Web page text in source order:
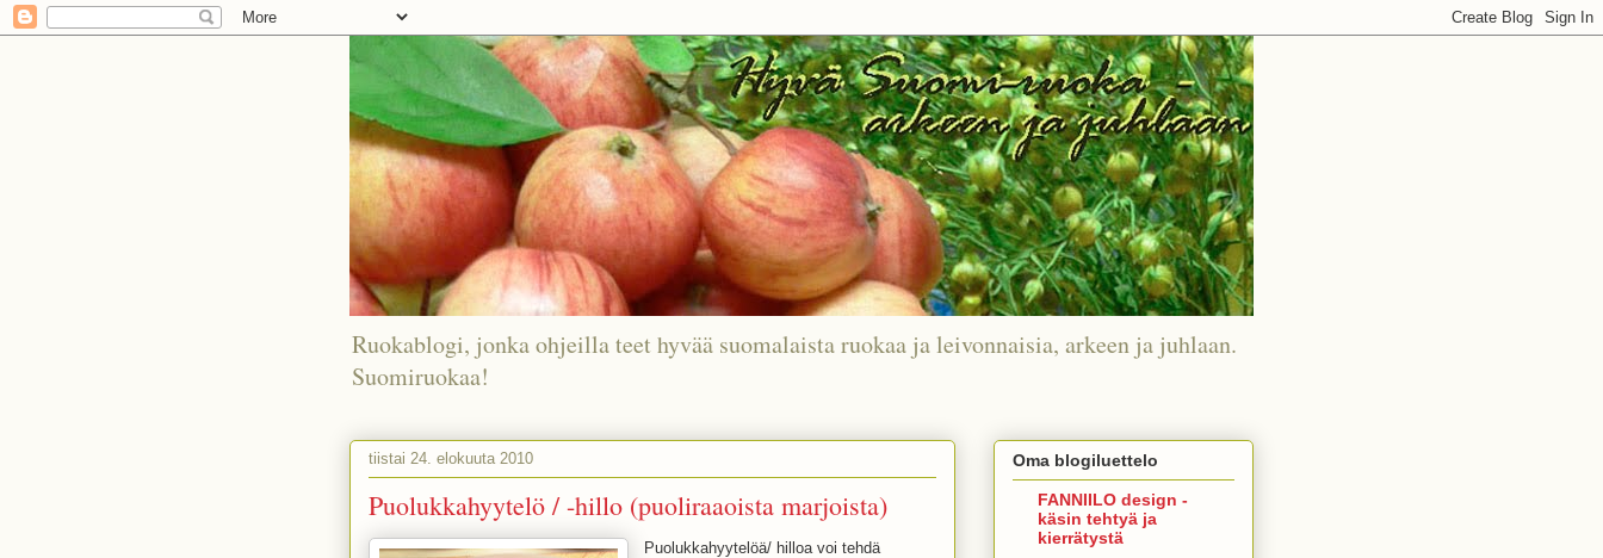
Ruokablogi, jonka ohjeilla teet hyvää suomalaista ruokaa ja leivonnaisia, arkeen ja juhlaan.
Suomiruokaa!
tiistai 24. elokuuta 2010
Puolukkahyytelö / -hillo (puoliraaoista marjoista)
Puolukkahyytelöä/ hilloa voi tehdä
Oma blogiluettelo
FANNIILO design -
käsin tehtyä ja
kierrätystä